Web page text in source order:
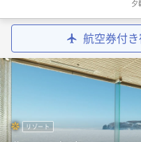
夕
航空券付
リゾート